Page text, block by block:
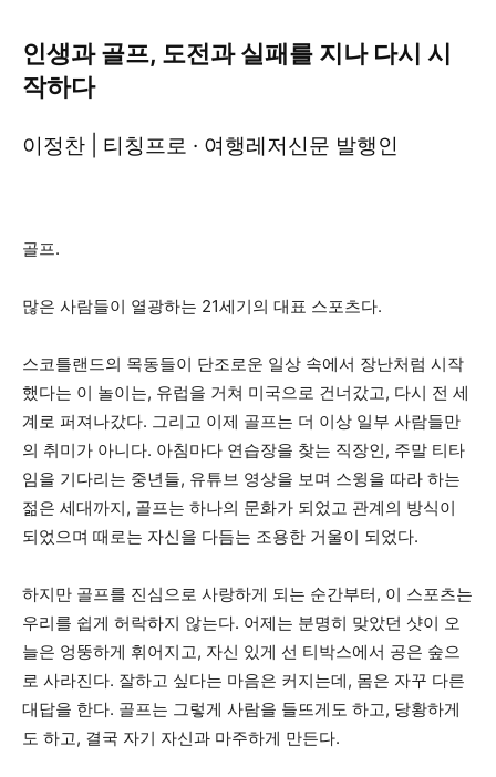
인생과 골프, 도전과 실패를 지나 다시 시
작하다
이정찬 | 티칭프로 · 여행레저신문 발행인
골프.
많은 사람들이 열광하는 21세기의 대표 스포츠다.
스코틀랜드의 목동들이 단조로운 일상 속에서 장난처럼 시작
했다는 이 놀이는, 유럽을 거쳐 미국으로 건너갔고, 다시 전 세
계로 퍼져나갔다. 그리고 이제 골프는 더 이상 일부 사람들만
의 취미가 아니다. 아침마다 연습장을 찾는 직장인, 주말 티타
임을 기다리는 중년들, 유튜브 영상을 보며 스윙을 따라 하는
젊은 세대까지, 골프는 하나의 문화가 되었고 관계의 방식이
되었으며 때로는 자신을 다듬는 조용한 거울이 되었다.
하지만 골프를 진심으로 사랑하게 되는 순간부터, 이 스포츠는
우리를 쉽게 허락하지 않는다. 어제는 분명히 맞았던 샷이 오
늘은 엉뚱하게 휘어지고, 자신 있게 선 티박스에서 공은 숲으
로 사라진다. 잘하고 싶다는 마음은 커지는데, 몸은 자꾸 다른
대답을 한다. 골프는 그렇게 사람을 들뜨게도 하고, 당황하게
도 하고, 결국 자기 자신과 마주하게 만든다.